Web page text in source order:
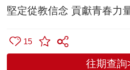
堅定從教信念 貢獻青春力
15
往期查詢